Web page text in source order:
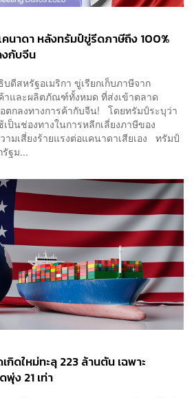
นาดา หลังทรัมป์ขู่รีดภาษีถึง 100%
กับจีน
ดีสหรัฐอเมริกา ขู่เรียกเก็บภาษีจาก
าและผลิตภัณฑ์ทั้งหมด ที่ส่งเข้าตลาด
ตกลงทางการค้ากับจีน! โดยทรัมป์ระบุว่า
ป็นช่องทางในการหลีกเลี่ยงภาษีของ
ามเสี่ยงร้ายแรงต่อแคนาดาเสียเอง ทรัมป์
ฐม...
ดใหม่ทะลุ 223 ล้านตัน เฉพาะ
พุ่ง 21 เท่า